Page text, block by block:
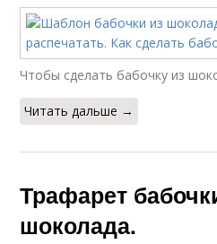
Чтобы сделать бабочку из
Читать дальше →
Трафарет
шоколада.